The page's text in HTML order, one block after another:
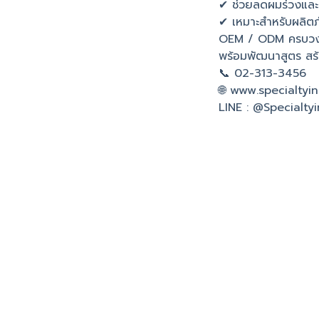
✔ ช่วยลดผมร่วงและ
✔ เหมาะสำหรับผ
OEM / ODM ครบว
พร้อมพัฒนาสูตร สร้
📞 02-313-3456
🌐
LINE :